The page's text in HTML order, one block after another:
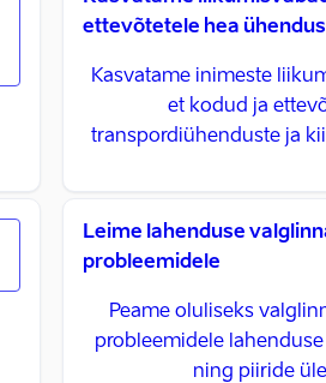
ettevõtetele hea
Kasvatame inimeste
et kodud ja
transpordiühenduste ja
Leime lahenduse
probleemidele
Peame oluliseks
probleemidele
ning piiride